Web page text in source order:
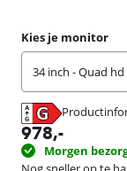
Kies je monitor
34 inch - Quad hd
opent in nieuw
978,-
Morgen